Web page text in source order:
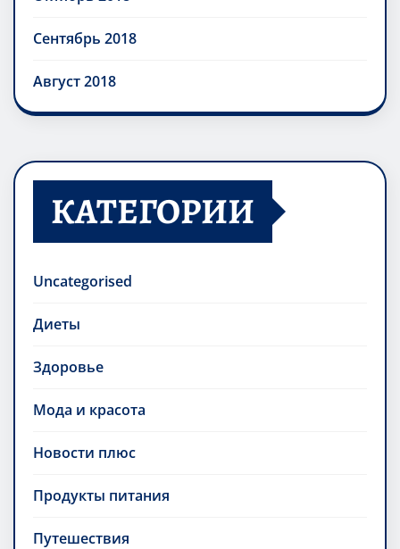
Сентябрь 2018
Август 2018
КАТЕГОРИИ
Uncategorised
Диеты
Здоровье
Мода и красота
Новости плюс
Продукты питания
Путешествия